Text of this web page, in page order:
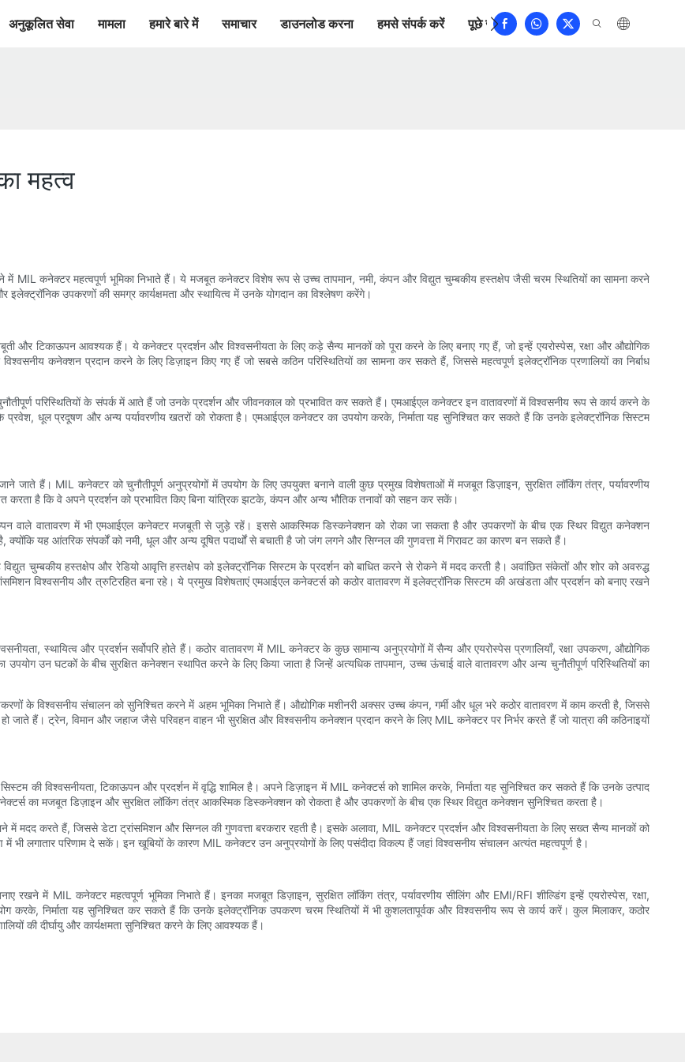
अनुकूलित सेवा मामला हमारे बारे में समाचार डाउनलोड करना हमसे संपर्क करें पूछे जाने वाले प्रश्न
महत्व
में MIL कनेक्टर महत्वपूर्ण भूमिका निभाते हैं। ये मजबूत कनेक्टर विशेष रूप से उच्च तापमान, नमी, कंपन और विद्युत चुम्बकीय हस्तक्षेप जैसी चरम स्थितियों का सामना करने
उपकरणों की समग्र कार्यक्षमता और स्थायित्व में उनके योगदान का विश्लेषण करेंगे।
और टिकाऊपन आवश्यक हैं। ये कनेक्टर प्रदर्शन और विश्वसनीयता के लिए कड़े सैन्य मानकों को पूरा करने के लिए बनाए गए हैं, जो इन्हें एयरोस्पेस, रक्षा और औद्योगिक
कनेक्शन प्रदान करने के लिए डिज़ाइन किए गए हैं जो सबसे कठिन परिस्थितियों का सामना कर सकते हैं, जिससे महत्वपूर्ण इलेक्ट्रॉनिक प्रणालियों का निर्बाध
परिस्थितियों के संपर्क में आते हैं जो उनके प्रदर्शन और जीवनकाल को प्रभावित कर सकते हैं। एमआईएल कनेक्टर इन वातावरणों में विश्वसनीय रूप से कार्य करने के
धूल प्रदूषण और अन्य पर्यावरणीय खतरों को रोकता है। एमआईएल कनेक्टर का उपयोग करके, निर्माता यह सुनिश्चित कर सकते हैं कि उनके इलेक्ट्रॉनिक सिस्टम
जाते हैं। MIL कनेक्टर को चुनौतीपूर्ण अनुप्रयोगों में उपयोग के लिए उपयुक्त बनाने वाली कुछ प्रमुख विशेषताओं में मजबूत डिज़ाइन, सुरक्षित लॉकिंग तंत्र, पर्यावरणीय
है कि वे अपने प्रदर्शन को प्रभावित किए बिना यांत्रिक झटके, कंपन और अन्य भौतिक तनावों को सहन कर सकें।
वाले वातावरण में भी एमआईएल कनेक्टर मजबूती से जुड़े रहें। इससे आकस्मिक डिस्कनेक्शन को रोका जा सकता है और उपकरणों के बीच एक स्थिर विद्युत कनेक्शन
क्योंकि यह आंतरिक संपर्कों को नमी, धूल और अन्य दूषित पदार्थों से बचाती है जो जंग लगने और सिग्नल की गुणवत्ता में गिरावट का कारण बन सकते हैं।
चुम्बकीय हस्तक्षेप और रेडियो आवृत्ति हस्तक्षेप को इलेक्ट्रॉनिक सिस्टम के प्रदर्शन को बाधित करने से रोकने में मदद करती है। अवांछित संकेतों और शोर को अवरुद्ध
विश्वसनीय और त्रुटिरहित बना रहे। ये प्रमुख विशेषताएं एमआईएल कनेक्टर्स को कठोर वातावरण में इलेक्ट्रॉनिक सिस्टम की अखंडता और प्रदर्शन को बनाए रखने
स्थायित्व और प्रदर्शन सर्वोपरि होते हैं। कठोर वातावरण में MIL कनेक्टर के कुछ सामान्य अनुप्रयोगों में सैन्य और एयरोस्पेस प्रणालियाँ, रक्षा उपकरण, औद्योगिक
उन घटकों के बीच सुरक्षित कनेक्शन स्थापित करने के लिए किया जाता है जिन्हें अत्यधिक तापमान, उच्च ऊंचाई वाले वातावरण और अन्य चुनौतीपूर्ण परिस्थितियों का
के विश्वसनीय संचालन को सुनिश्चित करने में अहम भूमिका निभाते हैं। औद्योगिक मशीनरी अक्सर उच्च कंपन, गर्मी और धूल भरे कठोर वातावरण में काम करती है, जिससे
जाते हैं। ट्रेन, विमान और जहाज जैसे परिवहन वाहन भी सुरक्षित और विश्वसनीय कनेक्शन प्रदान करने के लिए MIL कनेक्टर पर निर्भर करते हैं जो यात्रा की कठिनाइयों
की विश्वसनीयता, टिकाऊपन और प्रदर्शन में वृद्धि शामिल है। अपने डिज़ाइन में MIL कनेक्टर्स को शामिल करके, निर्माता यह सुनिश्चित कर सकते हैं कि उनके उत्पाद
का मजबूत डिज़ाइन और सुरक्षित लॉकिंग तंत्र आकस्मिक डिस्कनेक्शन को रोकता है और उपकरणों के बीच एक स्थिर विद्युत कनेक्शन सुनिश्चित करता है।
में मदद करते हैं, जिससे डेटा ट्रांसमिशन और सिग्नल की गुणवत्ता बरकरार रहती है। इसके अलावा, MIL कनेक्टर प्रदर्शन और विश्वसनीयता के लिए सख्त सैन्य मानकों को
में भी लगातार परिणाम दे सकें। इन खूबियों के कारण MIL कनेक्टर उन अनुप्रयोगों के लिए पसंदीदा विकल्प हैं जहां विश्वसनीय संचालन अत्यंत महत्वपूर्ण है।
बनाए रखने में MIL कनेक्टर महत्वपूर्ण भूमिका निभाते हैं। इनका मजबूत डिज़ाइन, सुरक्षित लॉकिंग तंत्र, पर्यावरणीय सीलिंग और EMI/RFI शील्डिंग इन्हें एयरोस्पेस, रक्षा,
करके, निर्माता यह सुनिश्चित कर सकते हैं कि उनके इलेक्ट्रॉनिक उपकरण चरम स्थितियों में भी कुशलतापूर्वक और विश्वसनीय रूप से कार्य करें। कुल मिलाकर, कठोर
की दीर्घायु और कार्यक्षमता सुनिश्चित करने के लिए आवश्यक हैं।